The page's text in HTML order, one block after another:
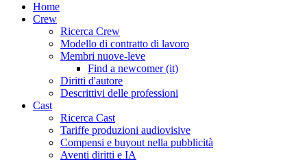
Home
Crew
Ricerca Crew
Modello di contratto di lavoro
Membri nuove-leve
Find a newcomer (it)
Diritti d'autore
Descrittivi delle professioni
Cast
Ricerca Cast
Tariffe produzioni audiovisive
Compensi e buyout nella pubblicità
Aventi diritti e IA